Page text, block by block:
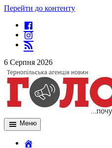
Перейти до контенту
6 Серпня 2026
Меню